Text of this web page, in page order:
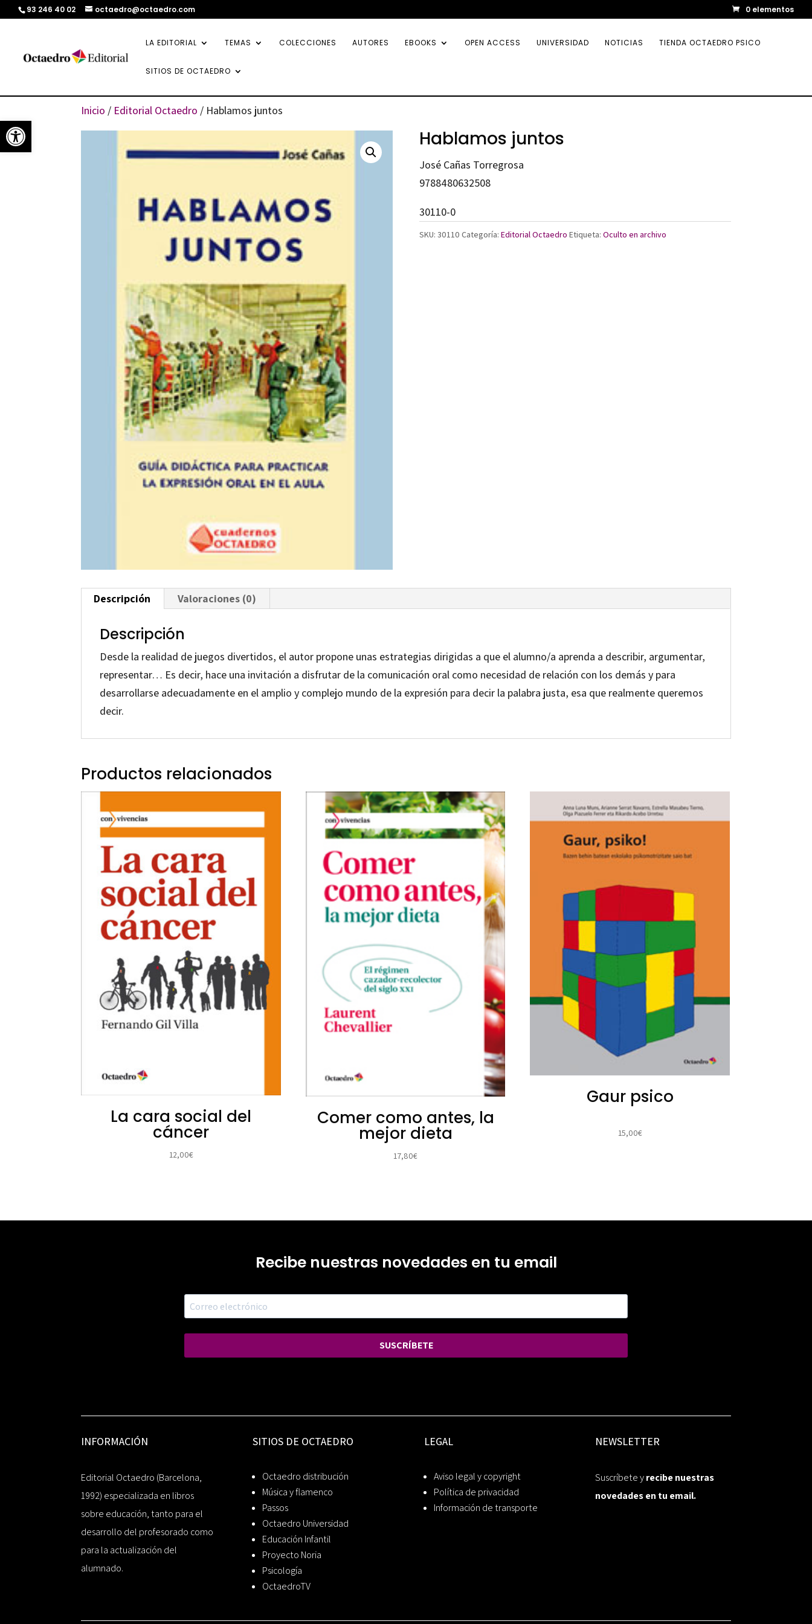
Abrir barra de herramientas
93 246 40 02 octaedro@octaedro.com 0 elementos
LA EDITORIAL TEMAS COLECCIONES AUTORES EBOOKS OPEN ACCESS UNIVERSIDAD NOTICIAS TIENDA OCTAEDRO PSICO
SITIOS DE OCTAEDRO
Inicio / Editorial Octaedro / Hablamos juntos
Hablamos juntos
José Cañas Torregrosa
9788480632508
30110-0
SKU: 30110 Categoría: Editorial Octaedro Etiqueta: Oculto en archivo
Descripción Valoraciones (0)
Descripción
Desde la realidad de juegos divertidos, el autor propone unas estrategias dirigidas a que el alumno/a aprenda a describir, argumentar,
representar… Es decir, hace una invitación a disfrutar de la comunicación oral como necesidad de relación con los demás y para
desarrollarse adecuadamente en el amplio y complejo mundo de la expresión para decir la palabra justa, esa que realmente queremos
decir.
Productos relacionados
La cara social del
cáncer
12,00€
Comer como antes, la
mejor dieta
17,80€
Gaur psico
15,00€
Recibe nuestras novedades en tu email
SUSCRÍBETE
INFORMACIÓN
Editorial Octaedro (Barcelona,
1992) especializada en libros
sobre educación, tanto para el
desarrollo del profesorado como
para la actualización del
alumnado.
SITIOS DE OCTAEDRO
Octaedro distribución
Música y flamenco
Passos
Octaedro Universidad
Educación Infantil
Proyecto Noria
Psicología
OctaedroTV
LEGAL
Aviso legal y copyright
Política de privacidad
Información de transporte
NEWSLETTER
Suscríbete yrecibe nuestras
novedades en tu email.